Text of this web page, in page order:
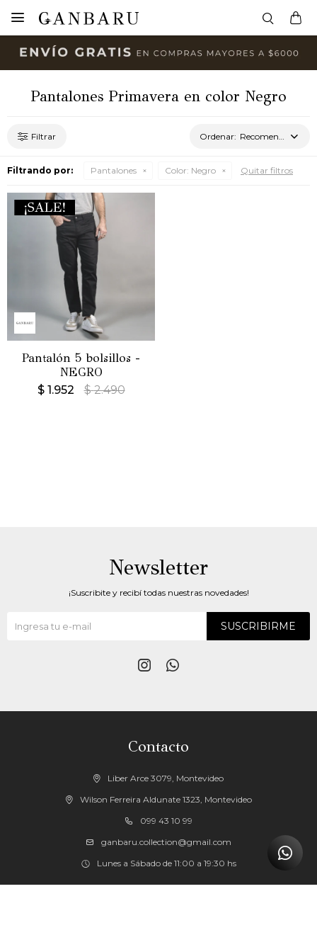

Pantalones Primavera en color Negro
Recomendados
Filtrando por: Pantalones Color: Negro Quitar filtros
Pantalón 5 bolsillos -
NEGRO
$ 1.952 $ 2.490
Contacto
Liber Arce 3079, Montevideo
Wilson Ferreira Aldunate 1323, Montevideo
099 43 10 99
ganbaru.collection@gmail.com
Lunes a Sábado de 11:00 a 19:30 hs
Newsletter
¡Suscribite y recibí todas nuestras novedades!
SUSCRIBIRME
 